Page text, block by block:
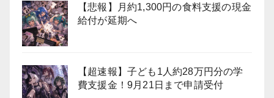
【悲報】月約1,300円の食料支援の現金
給付が延期へ
【超速報】子ども1人約28万円分の学
費支援金！9月21日まで申請受付